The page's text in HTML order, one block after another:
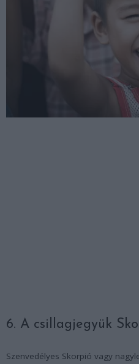
6. A csillagjegyük
Szenvedélyes Skorpió vagy